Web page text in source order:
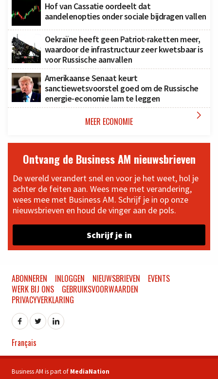
Hof van Cassatie oordeelt dat
aandelenopties onder sociale bijdragen vallen
Oekraïne heeft geen Patriot-raketten meer,
waardoor de infrastructuur zeer kwetsbaar is
voor Russische aanvallen
Amerikaanse Senaat keurt
sanctiewetsvoorstel goed om de Russische
energie-economie lam te leggen
MEER ECONOMIE 
Ontvang de Business AM nieuwsbrieven
De wereld verandert snel en voor je het weet, hol je
achter de feiten aan. Wees mee met verandering,
wees mee met Business AM. Schrijf je in op onze
nieuwsbrieven en houd de vinger aan de pols.
Schrijf je in
ABONNEREN INLOGGEN NIEUWSBRIEVEN
EVENTS
WERK BIJ ONS
GEBRUIKSVOORWAARDEN
PRIVACYVERKLARING
Français
Business AM is part of MediaNation